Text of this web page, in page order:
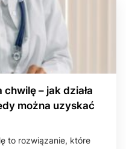
– jak działa
można uzyskać
to rozwiązanie, które